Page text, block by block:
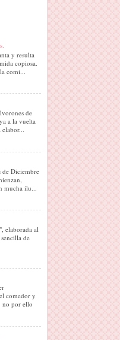
y resulta
copiosa.
comi...
de
a la vuelta
elabor...
de Diciembre
ilu...
elaborada al
de
comedor y
no por ello